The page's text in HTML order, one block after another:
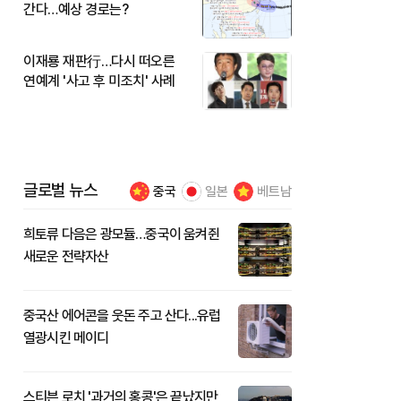
간다…예상 경로는?
이재룡 재판行…다시 떠오른
연예계 '사고 후 미조치' 사례
글로벌 뉴스 중국 일본 베트남
희토류 다음은 광모듈…중국이 움켜쥔
새로운 전략자산
중국산 에어콘을 웃돈 주고 산다...유럽
열광시킨 메이디
스티븐 로치 '과거의 홍콩'은 끝났지만